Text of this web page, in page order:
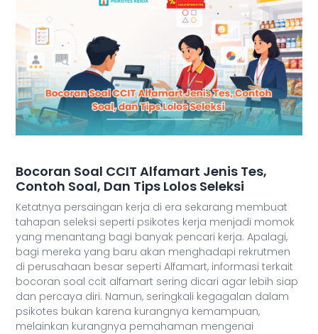
Bocoran Soal CCIT Alfamart Jenis Tes,
Contoh Soal, Dan Tips Lolos Seleksi
Ketatnya persaingan kerja di era sekarang membuat
tahapan seleksi seperti psikotes kerja menjadi momok
yang menantang bagi banyak pencari kerja. Apalagi,
bagi mereka yang baru akan menghadapi rekrutmen
di perusahaan besar seperti Alfamart, informasi terkait
bocoran soal ccit alfamart sering dicari agar lebih siap
dan percaya diri. Namun, seringkali kegagalan dalam
psikotes bukan karena kurangnya kemampuan,
melainkan kurangnya pemahaman mengenai